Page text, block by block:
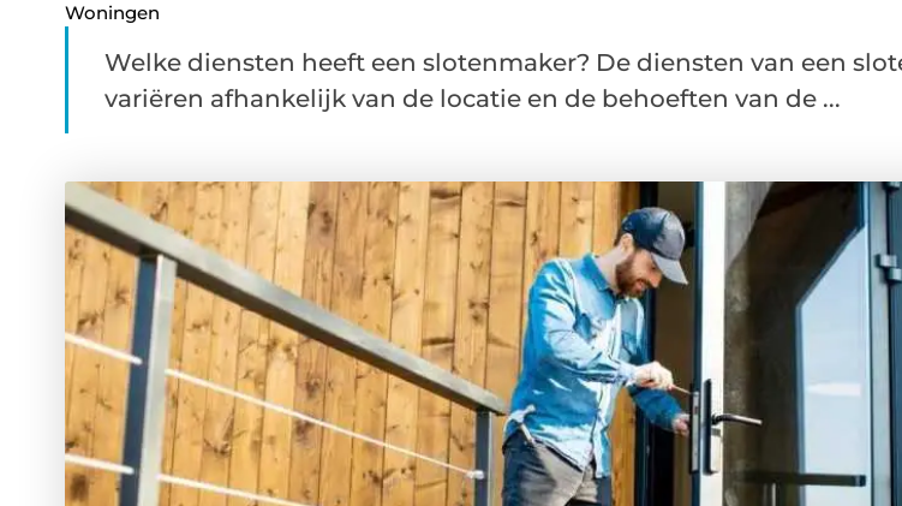
Woningen
Welke diensten heeft een slotenmaker? De diensten van een
variëren afhankelijk van de locatie en de behoeften van de ...